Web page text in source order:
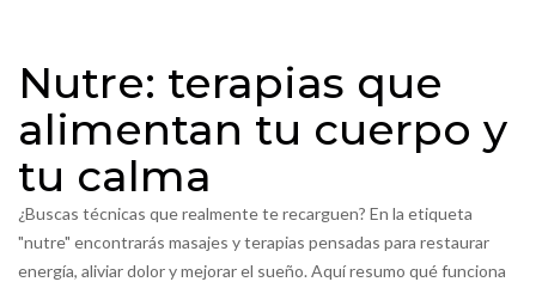
Nutre: terapias que
alimentan tu cuerpo y
tu calma
¿Buscas técnicas que realmente te recarguen? En la etiqueta
"nutre" encontrarás masajes y terapias pensadas para restaurar
energía, aliviar dolor y mejorar el sueño. Aquí resumo qué funciona